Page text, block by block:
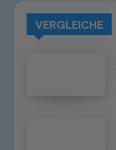
VERGLEICHE